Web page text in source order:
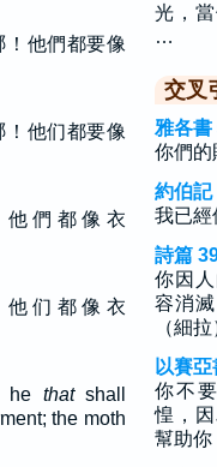
！他們都要像
！他们都要像
他 們 都 像 衣
他 们 都 像 衣
he thatshall
the moth
光，
…
交叉
雅各書
你們的
約伯記
我已經
詩篇
你因
容消
（細拉
以賽
你不
惶，
幫助你